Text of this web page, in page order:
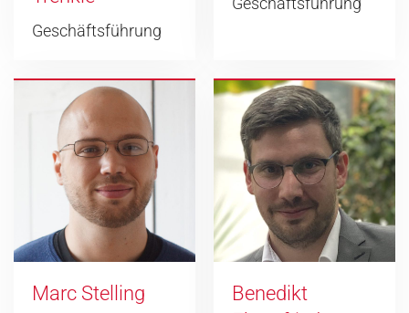
Geschäftsführung
Marc Stelling
Benedikt